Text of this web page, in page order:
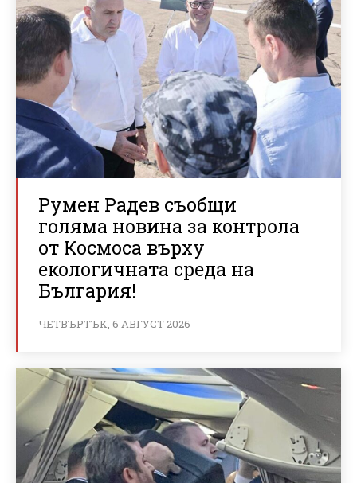
Румен Радев съобщи
голяма новина за контрола
от Космоса върху
екологичната среда на
България!
ЧЕТВЪРТЪК, 6 АВГУСТ 2026